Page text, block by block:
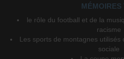
MÉMOIRES
le rôle du football et de la
racisme
Les sports de montagnes utilisés
sociale